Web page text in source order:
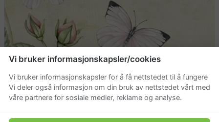
Vi bruker informasjonskapsler/cookies
Vi bruker informasjonskapsler for å få nettstedet til å fungere
Vi deler også informasjon om din bruk av nettstedet vårt med
våre partnere for sosiale medier, reklame og analyse.